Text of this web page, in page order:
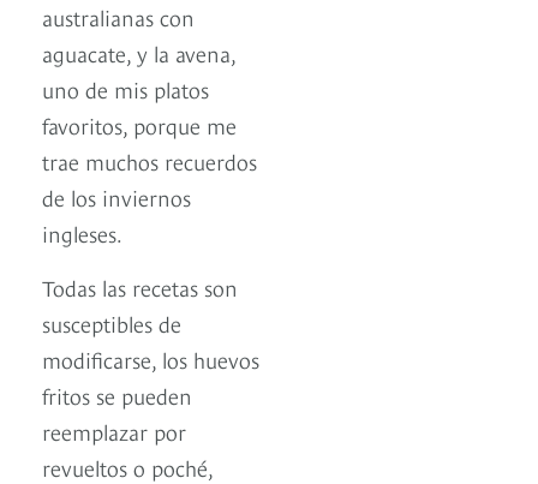
australianas con
aguacate, y la avena,
uno de mis platos
favoritos, porque me
trae muchos recuerdos
de los inviernos
ingleses.
Todas las recetas son
susceptibles de
modificarse, los huevos
fritos se pueden
reemplazar por
revueltos o poché,